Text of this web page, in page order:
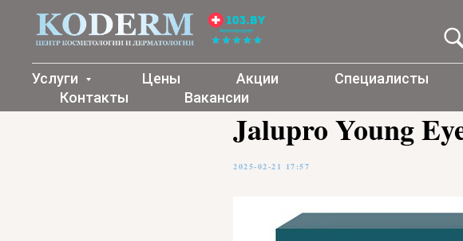
Услуги Цены Акции Специалисты
Контакты
Вакансии
Jalupro Young
2025-02-21 17:57